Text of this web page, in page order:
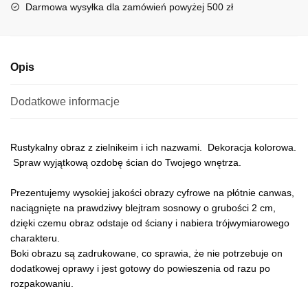
Darmowa wysyłka dla zamówień powyżej 500 zł
Opis
Dodatkowe informacje
Rustykalny obraz z zielnikeim i ich nazwami. Dekoracja kolorowa.
Spraw wyjątkową ozdobę ścian do Twojego wnętrza.
Prezentujemy wysokiej jakości obrazy cyfrowe na płótnie canwas,
naciągnięte na prawdziwy blejtram sosnowy o grubości 2 cm,
dzięki czemu obraz odstaje od ściany i nabiera trójwymiarowego
charakteru.
Boki obrazu są zadrukowane, co sprawia, że nie potrzebuje on
dodatkowej oprawy i jest gotowy do powieszenia od razu po
rozpakowaniu.